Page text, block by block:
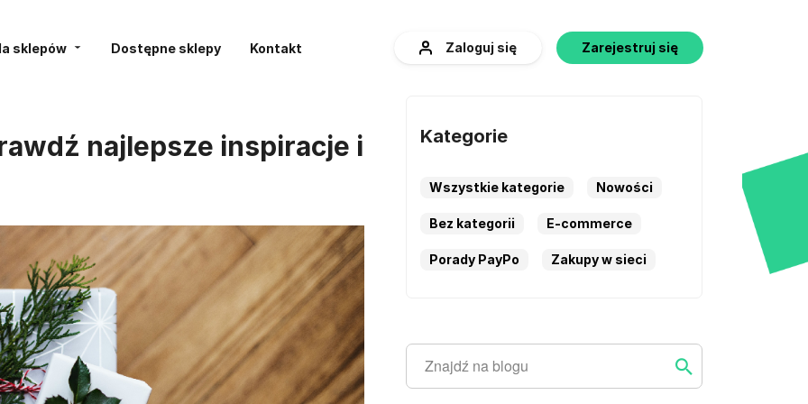
sklepów Dostępne sklepy Kontakt Zaloguj się Zarejestruj się
najlepsze inspiracje i
Kategorie
Wszystkie kategorie Nowości
Bez kategorii E-commerce
Porady PayPo Zakupy w sieci
Szukaj ...
Szukaj